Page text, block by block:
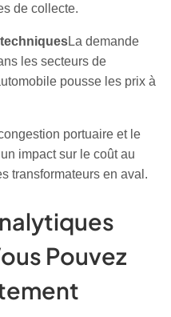
de collecte.
La demande
les secteurs de
pousse les prix à
portuaire et le
impact sur le coût au
transformateurs en aval.
Pouvez